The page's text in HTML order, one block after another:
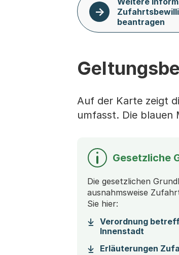
beantragen
Auf der Karte zeigt
umfasst. Die blauen
Gesetzliche
Die gesetzlichen
ausnahmsweise
Sie hier:
Verordnung
Innenstadt
Erläuterungen